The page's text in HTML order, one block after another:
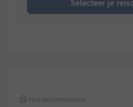
Selecteer je
Huuraccommodatie